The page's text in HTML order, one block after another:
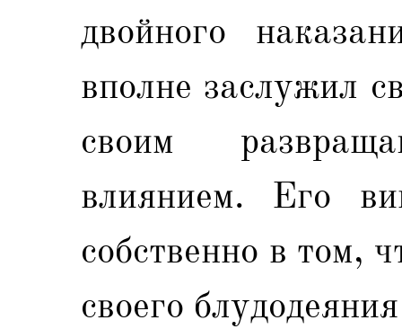
двойного
вполне заслужил
своим
влиянием. Его
собственно в том,
своего